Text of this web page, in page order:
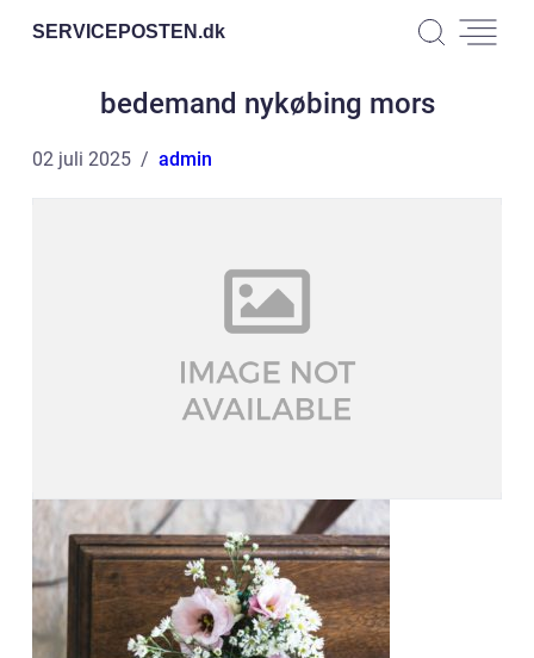
SERVICEPOSTEN.dk
bedemand nykøbing mors
02 juli 2025 admin